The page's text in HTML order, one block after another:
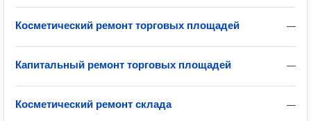
—
Косметический ремонт торговых площадей
—
Капитальный ремонт торговых площадей
—
Косметический ремонт склада